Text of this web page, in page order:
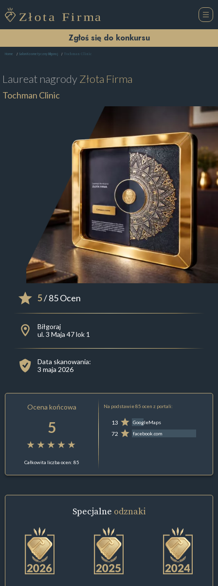
Zgłoś się do konkursu
Home Salon Kosmetyczny Biłgoraj Tochman Clinic
Laureat nagrodyZłota Firma
Tochman Clinic
5/ 85 Ocen
Biłgoraj
ul. 3 Maja 47 lok 1
Data skanowania:
3 maja 2026
Ocena końcowa
5
Całkowita liczba ocen: 85
Na podstawie 85 ocen z portali:
13 GoogleMaps
72 facebook.com
Specjalne odznaki